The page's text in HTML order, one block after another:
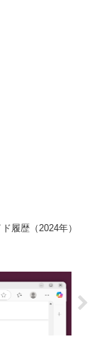
履歴（2024年）